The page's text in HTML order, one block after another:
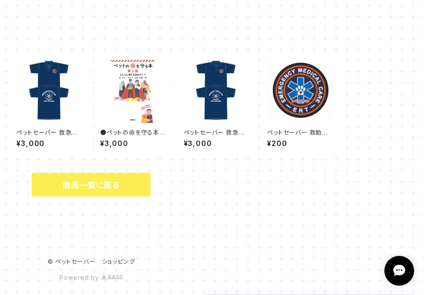
ペットセーバー 救急隊
員ドライポロシャツ(Fir
st Responder) サイ
¥3,000
●ペットの命を守る本
第２版: もしもに備える
救急ガイド
¥3,000
ペットセーバー 救急隊
員ドライポロシャツ(Fir
st Responder) サイ
¥3,000
ペットセーバー 救助隊
員(Emergency Resc
ue Technician 02)
¥200
商品一覧に戻る
© ペットセーバー ショッピング
Powered by